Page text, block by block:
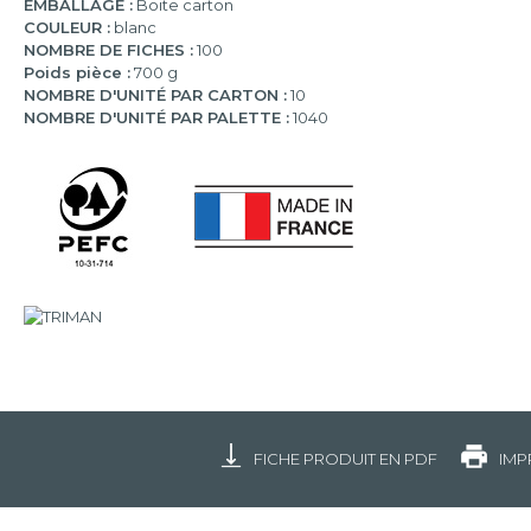
EMBALLAGE : Boite carton
COULEUR : blanc
NOMBRE DE FICHES :100
Poids pièce :700 g
NOMBRE D'UNITÉ PAR CARTON :10
NOMBRE D'UNITÉ PAR PALETTE :1040
FICHE PRODUIT EN PDF